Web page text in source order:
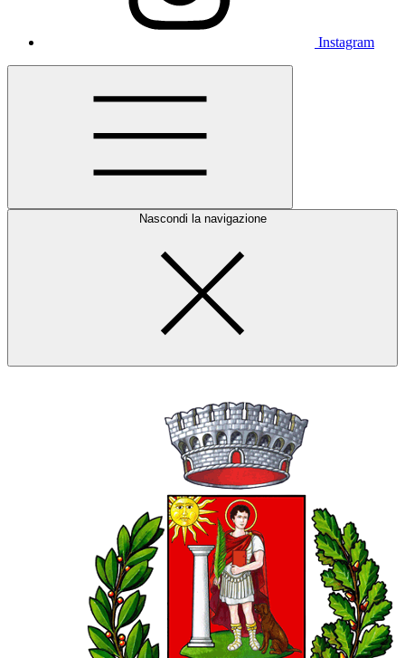
Instagram
Nascondi la navigazione